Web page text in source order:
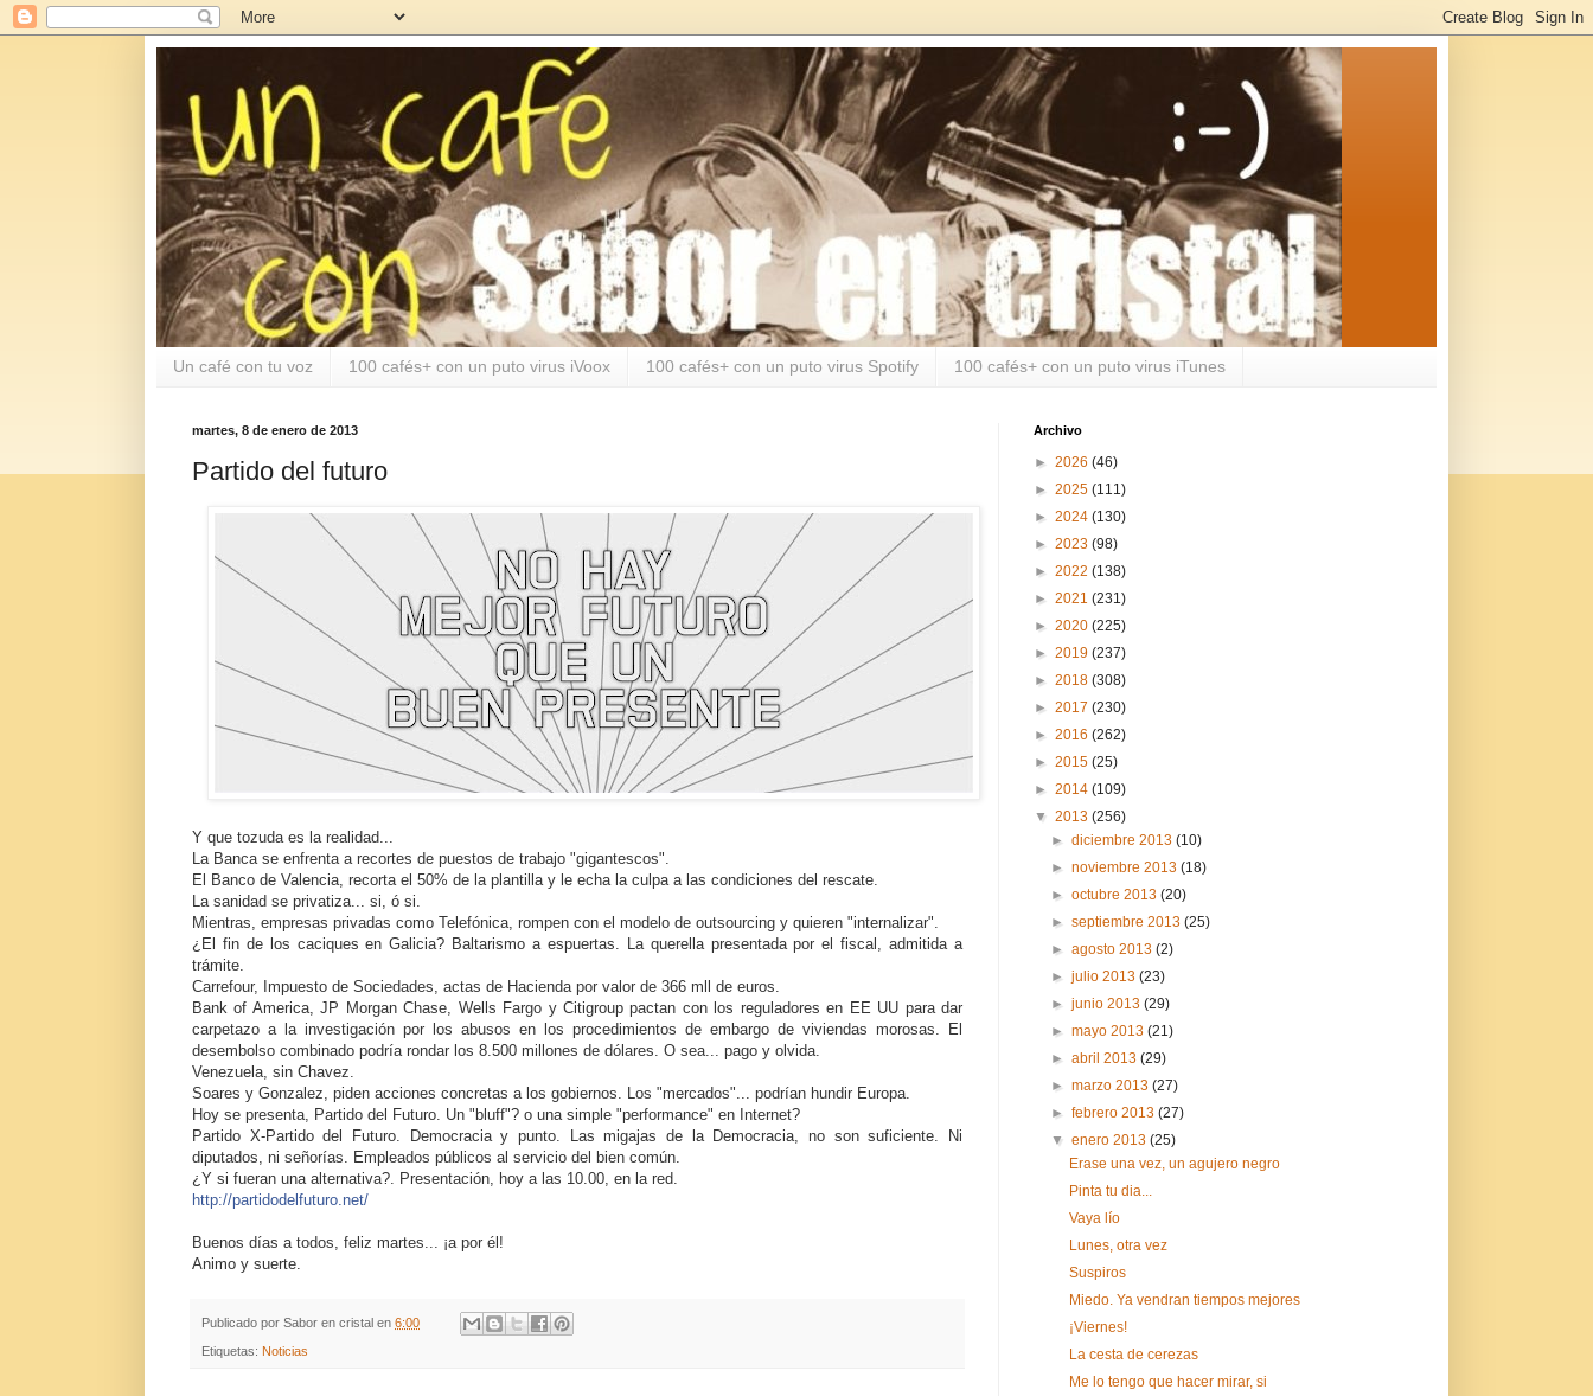
Un café con tu voz 100 cafés+ con un puto virus iVoox 100 cafés+ con un puto virus Spotify 100 cafés+ con un puto virus iTunes
martes, 8 de enero de 2013
Partido del futuro
Y que tozuda es la realidad...
La Banca se enfrenta a recortes de puestos de trabajo "gigantescos".
El Banco de Valencia, recorta el 50% de la plantilla y le echa la culpa a las condiciones del rescate.
La sanidad se privatiza... si, ó si.
Mientras, empresas privadas como Telefónica, rompen con el modelo de outsourcing y quieren "internalizar".
¿El fin de los caciques en Galicia? Baltarismo a espuertas. La querella presentada por el fiscal, admitida a
trámite.
Carrefour, Impuesto de Sociedades, actas de Hacienda por valor de 366 mll de euros.
Bank of America, JP Morgan Chase, Wells Fargo y Citigroup pactan con los reguladores en EE UU para dar
carpetazo a la investigación por los abusos en los procedimientos de embargo de viviendas morosas. El
desembolso combinado podría rondar los 8.500 millones de dólares. O sea... pago y olvida.
Venezuela, sin Chavez.
Soares y Gonzalez, piden acciones concretas a los gobiernos. Los "mercados"... podrían hundir Europa.
Hoy se presenta, Partido del Futuro. Un "bluff"? o una simple "performance" en Internet?
Partido X-Partido del Futuro. Democracia y punto. Las migajas de la Democracia, no son suficiente. Ni
diputados, ni señorías. Empleados públicos al servicio del bien común.
¿Y si fueran una alternativa?. Presentación, hoy a las 10.00, en la red.
http://partidodelfuturo.net/
Buenos días a todos, feliz martes... ¡a por él!
Animo y suerte.
Publicado por Sabor en cristal en 6:00
Etiquetas: Noticias
Archivo
► 2026 (46)
► 2025 (111)
► 2024 (130)
► 2023 (98)
► 2022 (138)
► 2021 (231)
► 2020 (225)
► 2019 (237)
► 2018 (308)
► 2017 (230)
► 2016 (262)
► 2015 (25)
► 2014 (109)
▼ 2013 (256)
►diciembre 2013(10)
►noviembre 2013(18)
►octubre 2013(20)
►septiembre 2013(25)
►agosto 2013(2)
►julio 2013(23)
►junio 2013(29)
►mayo 2013(21)
►abril 2013(29)
►marzo 2013(27)
►febrero 2013(27)
▼enero 2013(25)
Erase una vez, un agujero negro
Pinta tu dia...
Vaya lío
Lunes, otra vez
Suspiros
Miedo. Ya vendran tiempos mejores
¡Viernes!
La cesta de cerezas
Me lo tengo que hacer mirar, si